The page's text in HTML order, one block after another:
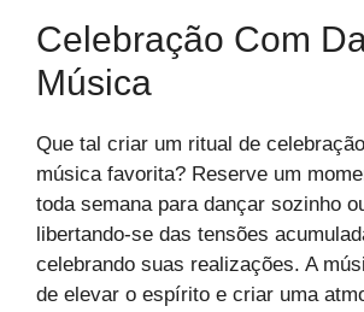
Celebração Com
Música
Que tal criar um ritual de
música favorita? Reserve um
toda semana para dançar sozinho
libertando-se das tensões
celebrando suas realizações. A
de elevar o espírito e criar uma